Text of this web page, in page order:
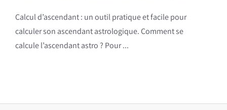
Calcul d’ascendant : un outil pratique et facile pour
calculer son ascendant astrologique. Comment se
calcule l’ascendant astro ? Pour ...